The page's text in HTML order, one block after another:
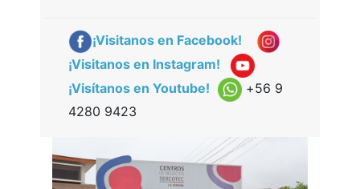
¡Visitanos en Facebook!
¡Visitanos en Instagram!
¡Visítanos en Youtube!
+56 9
4280 9423